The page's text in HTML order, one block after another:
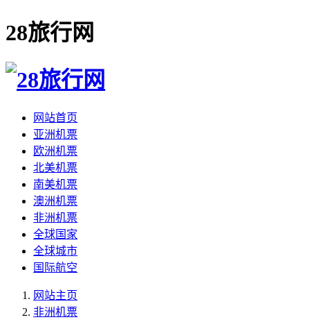
28旅行网
网站首页
亚洲机票
欧洲机票
北美机票
南美机票
澳洲机票
非洲机票
全球国家
全球城市
国际航空
网站主页
非洲机票